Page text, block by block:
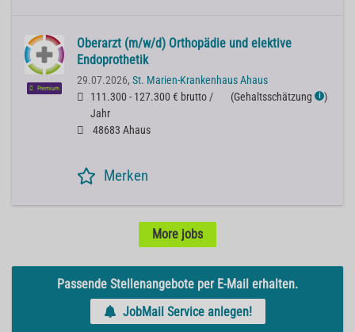
Premium
Oberarzt (m/w/d) Orthopädie und elektive
Endoprothetik
29.07.2026, St. Marien-Krankenhaus Ahaus
111.300 - 127.300 € brutto /
Jahr
(Gehaltsschätzung ℹ )
48683 Ahaus
Merken
More jobs
Passende Stellenangebote per E-Mail erhalten.
JobMail Service anlegen!